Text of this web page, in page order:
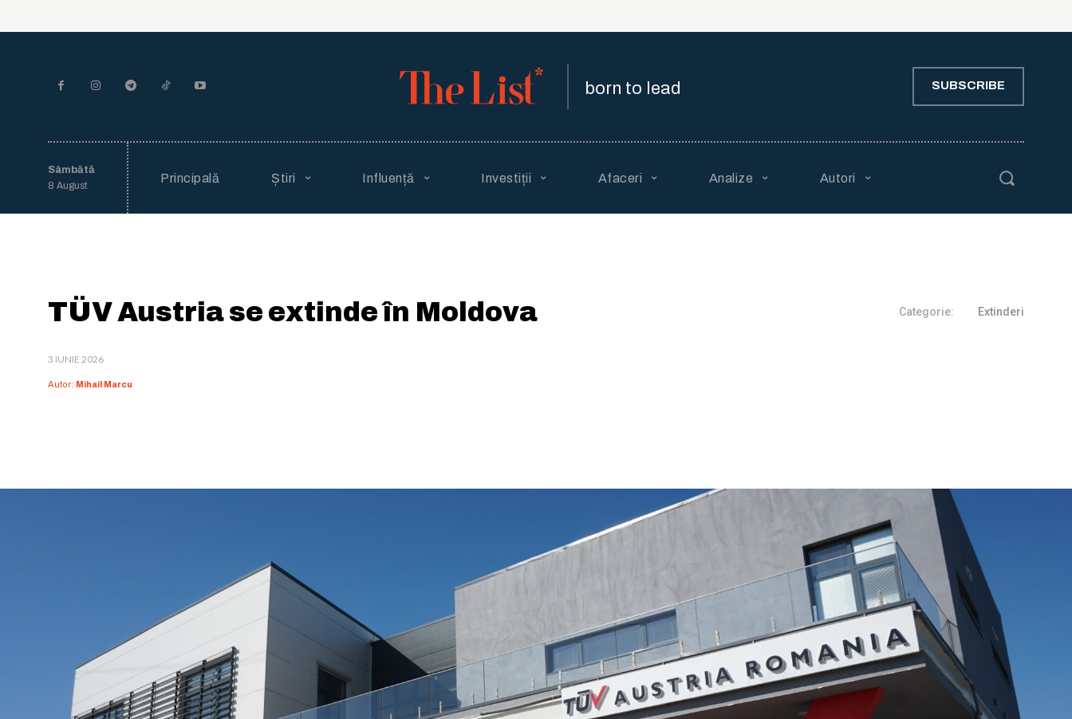
born to lead SUBSCRIBE
Sâmbătă
8 August
Principală Știri Influență Investiții Afaceri Analize Autori
TÜV Austria se extinde în Moldova Categorie: Extinderi
3 IUNIE 2026
Autor: Mihail Marcu